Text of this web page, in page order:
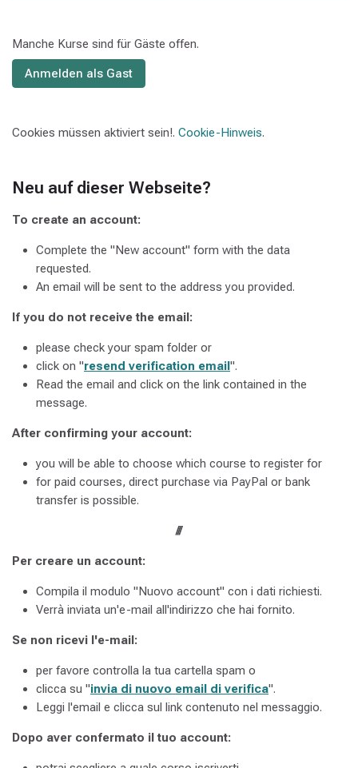
Manche Kurse sind für Gäste offen.
Anmelden als Gast
Cookies müssen aktiviert sein!. Cookie-Hinweis.
Neu auf dieser Webseite?
To create an account:
Complete the "New account" form with the data
requested.
An email will be sent to the address you provided.
If you do not receive the email:
please check your spam folder or
click on "resend verification email".
Read the email and click on the link contained in the
message.
After confirming your account:
you will be able to choose which course to register for
for paid courses, direct purchase via PayPal or bank
transfer is possible.
///
Per creare un account:
Compila il modulo "Nuovo account" con i dati richiesti.
Verrà inviata un'e-mail all'indirizzo che hai fornito.
Se non ricevi l'e-mail:
per favore controlla la tua cartella spam o
clicca su "invia di nuovo email di verifica".
Leggi l'email e clicca sul link contenuto nel messaggio.
Dopo aver confermato il tuo account: